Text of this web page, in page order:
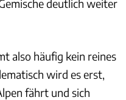
deutlich weiter
also häufig kein reines
wird es erst,
fährt und sich